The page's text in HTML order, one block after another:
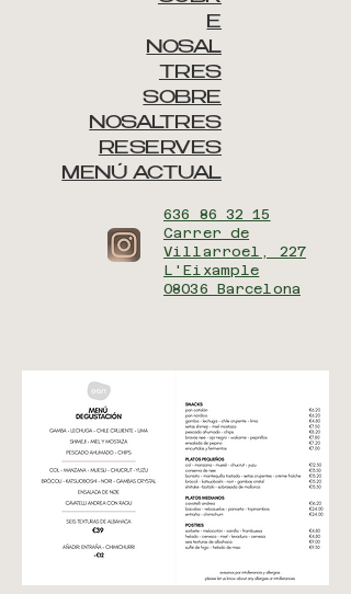
E
NOSAL
TRES
SOBRE
NOSALTRES
RESERVES
MENÚ ACTUAL
636 86 32 15
Carrer de
Villarroel, 227
L'Eixample
08036 Barcelona